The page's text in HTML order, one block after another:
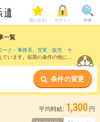
気になる! ログイン 検索
一覧
ーク・事務系、 営業・販売・サ
ています。短期の条件の他に、
条件の変更
平均時給: 1,300 円